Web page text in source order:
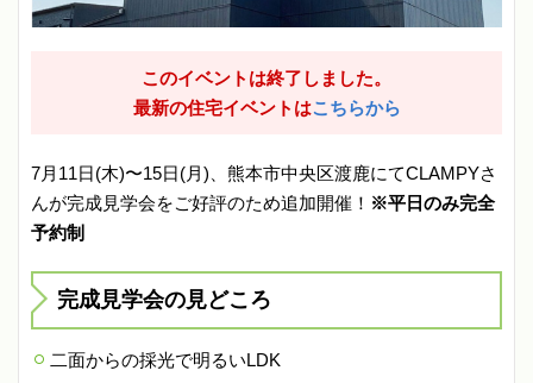
このイベントは終了しました。
最新の住宅イベントはこちらから
7月11日(木)〜15日(月)、熊本市中央区渡鹿にてCLAMPYさ
んが完成見学会をご好評のため追加開催！ ※平日のみ完全
予約制
完成見学会の見どころ
二面からの採光で明るいLDK